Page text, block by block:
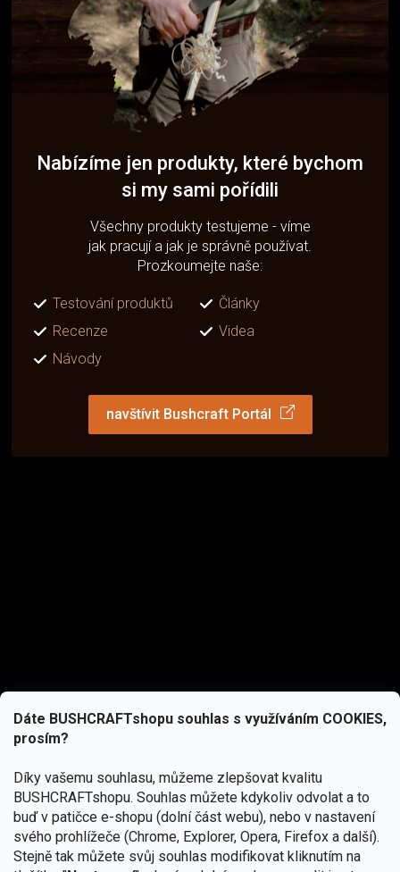
Dáte BUSHCRAFTshopu souhlas s využíváním COOKIES,
prosím?
Díky vašemu souhlasu, můžeme zlepšovat kvalitu
BUSHCRAFTshopu. Souhlas můžete kdykoliv odvolat a to
buď v patičce e-shopu (dolní část webu), nebo v nastavení
svého prohlížeče (Chrome, Explorer, Opera, Firefox a další).
Stejně tak můžete svůj souhlas modifikovat kliknutím na
Nabízíme jen produkty, které bychom
si my sami pořídili
Všechny produkty testujeme - víme
jak pracují a jak je správně používat.
Prozkoumejte naše:
Testování produktů
Články
Recenze
Videa
Návody
navštívit Bushcraft Portál